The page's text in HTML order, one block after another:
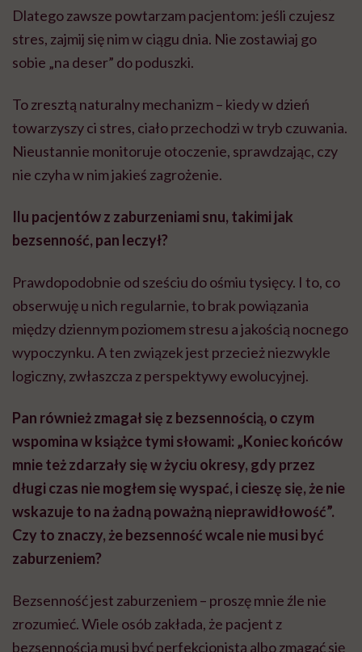
Dlatego zawsze powtarzam pacjentom: jeśli czujesz
stres, zajmij się nim w ciągu dnia. Nie zostawiaj go
sobie „na deser” do poduszki.
To zresztą naturalny mechanizm – kiedy w dzień
towarzyszy ci stres, ciało przechodzi w tryb czuwania.
Nieustannie monitoruje otoczenie, sprawdzając, czy
nie czyha w nim jakieś zagrożenie.
Ilu pacjentów z zaburzeniami snu, takimi jak
bezsenność, pan leczył?
Prawdopodobnie od sześciu do ośmiu tysięcy. I to, co
obserwuję u nich regularnie, to brak powiązania
między dziennym poziomem stresu a jakością nocnego
wypoczynku. A ten związek jest przecież niezwykle
logiczny, zwłaszcza z perspektywy ewolucyjnej.
Pan również zmagał się z bezsennością, o czym
wspomina w książce tymi słowami: „Koniec końców
mnie też zdarzały się w życiu okresy, gdy przez
długi czas nie mogłem się wyspać, i cieszę się, że nie
wskazuje to na żadną poważną nieprawidłowość”.
Czy to znaczy, że bezsenność wcale nie musi być
zaburzeniem?
Bezsenność jest zaburzeniem – proszę mnie źle nie
zrozumieć. Wiele osób zakłada, że pacjent z
bezsennością musi być perfekcjonistą albo zmagać się